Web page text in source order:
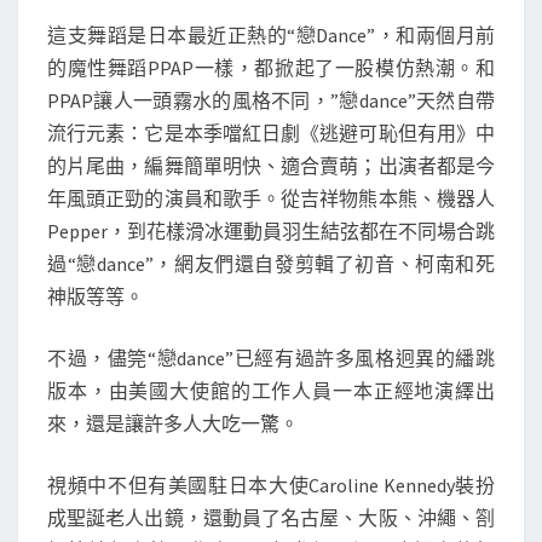
女
的
帶
領
下
美
國
駐
日
的
大
使
開
始
這支舞蹈是日本最近正熱的“戀Dance”，和兩個月前
的魔性舞蹈PPAP一樣，都掀起了一股模仿熱潮。和
PPAP讓人一頭霧水的風格不同，”戀dance”天然自帶
流行元素：它是本季噹紅日劇《逃避可恥但有用》中
的片尾曲，編舞簡單明快、適合賣萌；出演者都是今
年風頭正勁的演員和歌手。從吉祥物熊本熊、機器人
Pepper，到花樣滑冰運動員羽生結弦都在不同場合跳
過“戀dance”，網友們還自發剪輯了初音、柯南和死
神版等等。
不過，儘筦“戀dance”已經有過許多風格迥異的繙跳
版本，由美國大使館的工作人員一本正經地演繹出
來，還是讓許多人大吃一驚。
視頻中不但有美國駐日本大使Caroline Kennedy裝扮
成聖誕老人出鏡，還動員了名古屋、大阪、沖繩、劄